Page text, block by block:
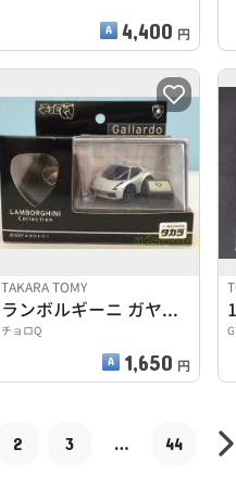
4,400 円
TAKARA TOMY
ランボルギーニ ガヤルド(シルバー)
チョロQ
1,650 円
2 3 … 44